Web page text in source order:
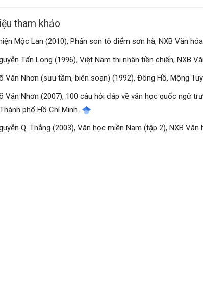
tham khảo
Mộc Lan (2010), Phấn son tô điểm sơn hà, NXB Văn
Tấn Long (1996), Việt Nam thi nhân tiền chiến, NXB
Văn Nhơn (sưu tầm, biên soạn) (1992), Đông Hồ, Mộng
Văn Nhơn (2007), 100 câu hỏi đáp về văn học quốc ngữ
phố Hồ Chí Minh.
Q. Thắng (2003), Văn học miền Nam (tập 2), NXB Văn